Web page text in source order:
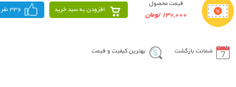
قیمت محصول
130,000 تومان
افزودن به سبد خرید 336 نفر
ضمانت بازگشت بهترین کیفیت و قیمت